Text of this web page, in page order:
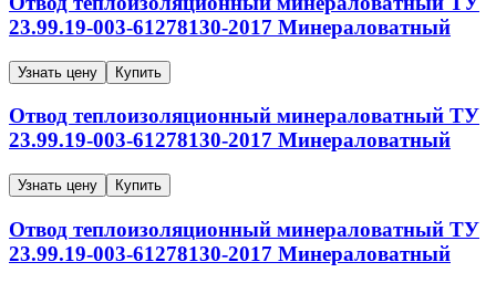
23.99.19-003-61278130-2017 Минераловатный
Узнать цену Купить
Отвод теплоизоляционный минераловатный ТУ
23.99.19-003-61278130-2017 Минераловатный
Узнать цену Купить
Отвод теплоизоляционный минераловатный ТУ
23.99.19-003-61278130-2017 Минераловатный